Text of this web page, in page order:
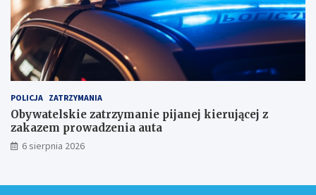
POLICJA ZATRZYMANIA
Obywatelskie zatrzymanie pijanej kierującej z
zakazem prowadzenia auta
6 sierpnia 2026